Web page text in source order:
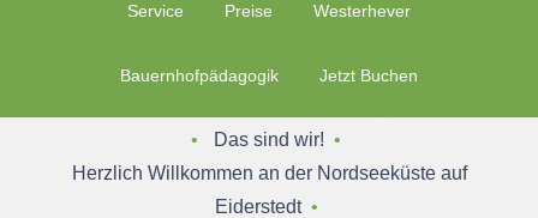
Service Preise Westerhever
Bauernhofpädagogik Jetzt Buchen
‌ • ‌ Das sind wir! ‌ • ‌
Herzlich Willkommen an der Nordseeküste auf
Eiderstedt ‌ • ‌